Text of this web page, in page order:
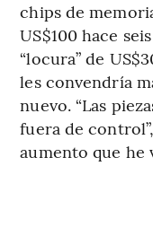
chips de
US$100 hace
“locura” de
les convendría
nuevo. “Las
fuera de
aumento que he